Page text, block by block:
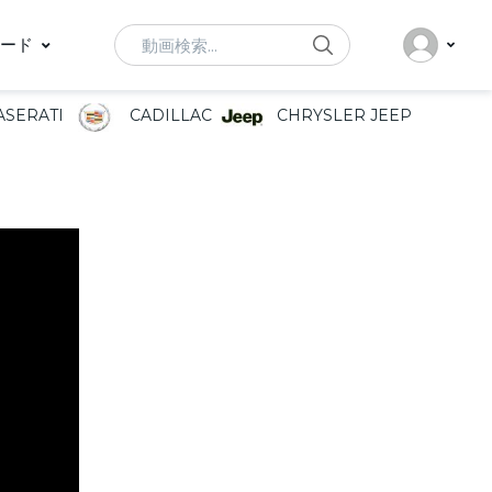
ド Search
CADILLAC CHRYSLER JEEP